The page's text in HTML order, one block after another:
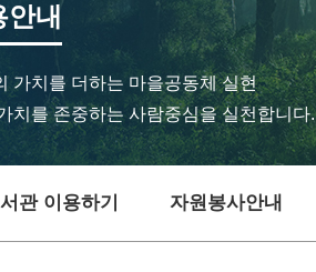
안내
가치를 더하는 마을공동체 실현
치를 존중하는 사람중심을 실천합니다.
관 이용하기 자원봉사안내